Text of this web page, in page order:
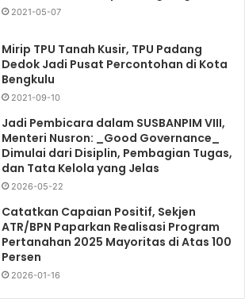
2021-05-07
Mirip TPU Tanah Kusir, TPU Padang
Dedok Jadi Pusat Percontohan di Kota
Bengkulu
2021-09-10
Jadi Pembicara dalam SUSBANPIM VIII,
Menteri Nusron: _Good Governance_
Dimulai dari Disiplin, Pembagian Tugas,
dan Tata Kelola yang Jelas
2026-05-22
Catatkan Capaian Positif, Sekjen
ATR/BPN Paparkan Realisasi Program
Pertanahan 2025 Mayoritas di Atas 100
Persen
2026-01-16